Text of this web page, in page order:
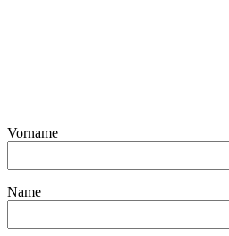
Vorname
Name